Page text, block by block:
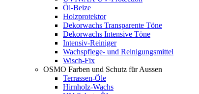
Öl-Beize
Holzprotektor
Dekorwachs Transparente Töne
Dekorwachs Intensive Töne
Intensiv-Reiniger
Wachspflege- und Reinigungsmittel
Wisch-Fix
OSMO Farben und Schutz für Aussen
Terrassen-Öle
Hirnholz-Wachs